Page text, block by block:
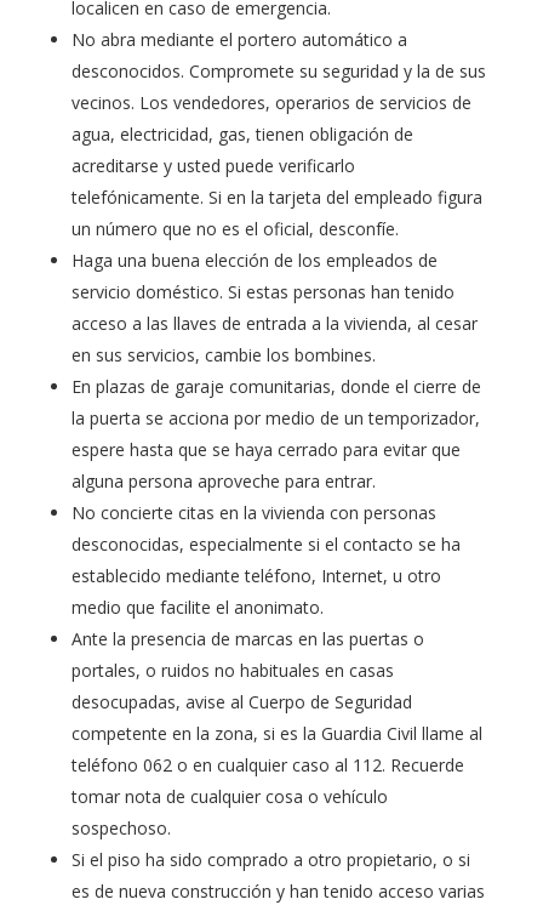
localicen en caso de emergencia.
No abra mediante el portero automático a
desconocidos. Compromete su seguridad y la de sus
vecinos. Los vendedores, operarios de servicios de
agua, electricidad, gas, tienen obligación de
acreditarse y usted puede verificarlo
telefónicamente. Si en la tarjeta del empleado figura
un número que no es el oficial, desconfíe.
Haga una buena elección de los empleados de
servicio doméstico. Si estas personas han tenido
acceso a las llaves de entrada a la vivienda, al cesar
en sus servicios, cambie los bombines.
En plazas de garaje comunitarias, donde el cierre de
la puerta se acciona por medio de un temporizador,
espere hasta que se haya cerrado para evitar que
alguna persona aproveche para entrar.
No concierte citas en la vivienda con personas
desconocidas, especialmente si el contacto se ha
establecido mediante teléfono, Internet, u otro
medio que facilite el anonimato.
Ante la presencia de marcas en las puertas o
portales, o ruidos no habituales en casas
desocupadas, avise al Cuerpo de Seguridad
competente en la zona, si es la Guardia Civil llame al
teléfono 062 o en cualquier caso al 112. Recuerde
tomar nota de cualquier cosa o vehículo
sospechoso.
Si el piso ha sido comprado a otro propietario, o si
es de nueva construcción y han tenido acceso varias